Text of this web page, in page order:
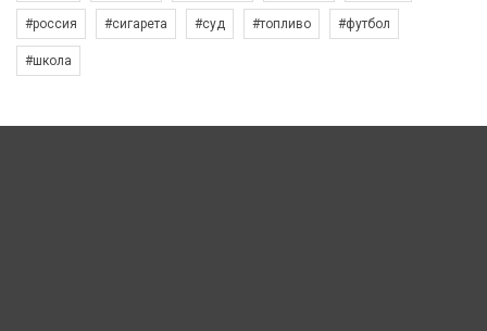
#россия #сигарета #суд #топливо #футбол
#школа